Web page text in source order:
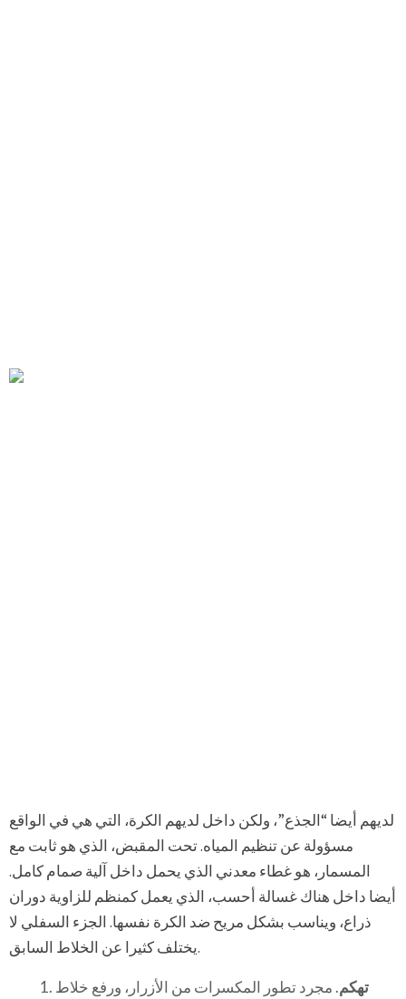
لديهم أيضا “الجذع”، ولكن داخل لديهم الكرة، التي هي في الواقع
مسؤولة عن تنظيم المياه. تحت المقبض، الذي هو ثابت مع
المسمار، هو غطاء معدني الذي يحمل داخل آلية صمام كامل.
أيضا داخل هناك غسالة أحسب، الذي يعمل كمنظم للزاوية دوران
ذراع، ويناسب بشكل مريح ضد الكرة نفسها. الجزء السفلي لا
يختلف كثيرا عن الخلاط السابق.
تهكم. مجرد تطور المكسرات من الأزرار، ورفع خلاط